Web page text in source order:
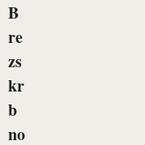
B
re
zs
kr
b
no